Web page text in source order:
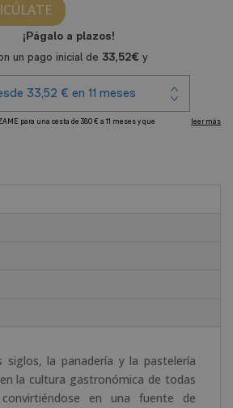
1.520,00€.380,00€.
la panadería y la pastelería
la cultura gastronómica de todas
en una fuente de